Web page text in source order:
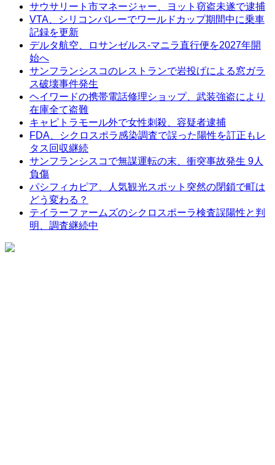
サウサリート市マネージャー、ヨット窃盗未遂で逮捕
VTA、シリコンバレーでワールドカップ期間中に乗車
記録を更新
デルタ航空、ロサンゼルス-マニラ直行便を2027年開
始へ
サンフランシスコのレストランで岩投げによる窓ガラ
ス破壊事件発生
ヘイワードの携帯電話修理ショップ、武装強盗により
在庫全て盗難
キャピトラモール外で女性刺殺、容疑者逮捕
FDA、シクロスポラ感染調査で誤った陽性を訂正もレ
タス回収継続
サンフランシスコで無謀運転の末、衝突事故発生 9人
負傷
パシフィカピア、人気観光スポット突然の閉鎖で町は
どう変わる？
テイラーファームズのシクロスポーラ検査誤陽性と判
明、調査継続中